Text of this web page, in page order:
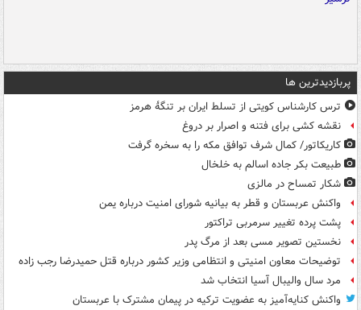
پربازدیدترین ها
ترس کارشناس کویتی از تسلط ایران بر تنگۀ هرمز
نقشه کشی برای فتنه و اصرار بر دروغ
کاریکاتور/ کمال شرف توافق مکه را به سخره گرفت
طبیعت بکر جاده اسالم به خلخال
شکار تمساح در مالزی
واکنش عربستان و قطر به بیانیه شورای امنیت درباره یمن
پشت پرده تغییر سرمربی تراکتور
نخستین تصویر مسی بعد از مرگ پدر
توضیحات معاون امنیتی و انتظامی وزیر کشور درباره قتل حمیدرضا رجب زاده
مرد سال والیبال آسیا انتخاب شد
واکنش کنایه‌آمیز به عضویت ترکیه در پیمان مشترک با عربستان